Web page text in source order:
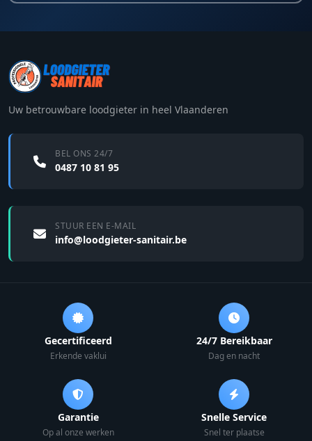
Uw betrouwbare loodgieter in heel Vlaanderen
BEL ONS 24/7
0487 10 81 95
STUUR EEN E-MAIL
info@loodgieter-sanitair.be
Gecertificeerd
Erkende vaklui
24/7 Bereikbaar
Dag en nacht
Garantie
Op al onze werken
Snelle Service
Snel ter plaatse